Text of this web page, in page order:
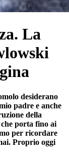
La
desiderano
padre e anche
della
porta fino ai
per ricordare
Proprio oggi